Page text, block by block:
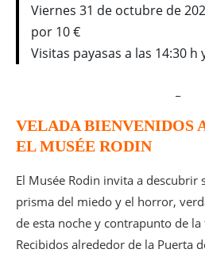
Viernes 31 de octubre de
por 10 €
Visitas payasas a las 14:30 h
VELADA BIENVENIDOS
EL MUSÉE RODIN
El Musée Rodin invita a descubrir
prisma del miedo y el horror,
de esta noche y contrapunto de
Recibidos alrededor de la Puerta